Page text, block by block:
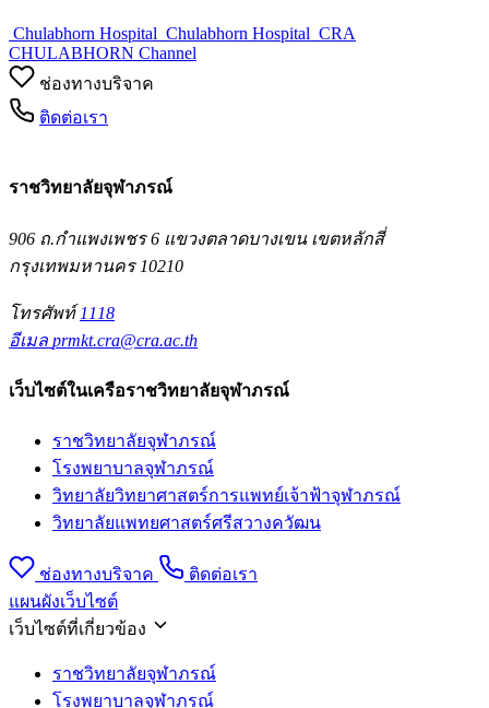
Chulabhorn Hospital Chulabhorn Hospital CRA
CHULABHORN Channel
ช่องทางบริจาค
ติดต่อเรา
ราชวิทยาลัยจุฬาภรณ์
906 ถ.กำแพงเพชร 6 แขวงตลาดบางเขน เขตหลักสี่
กรุงเทพมหานคร 10210
โทรศัพท์ 1118
อีเมล prmkt.cra@cra.ac.th
เว็บไซต์ในเครือราชวิทยาลัยจุฬาภรณ์
ราชวิทยาลัยจุฬาภรณ์
โรงพยาบาลจุฬาภรณ์
วิทยาลัยวิทยาศาสตร์การแพทย์เจ้าฟ้าจุฬาภรณ์
วิทยาลัยแพทยศาสตร์ศรีสวางควัฒน
ช่องทางบริจาค
ติดต่อเรา
แผนผังเว็บไซต์
เว็บไซต์ที่เกี่ยวข้อง
ราชวิทยาลัยจุฬาภรณ์
โรงพยาบาลจุฬาภรณ์